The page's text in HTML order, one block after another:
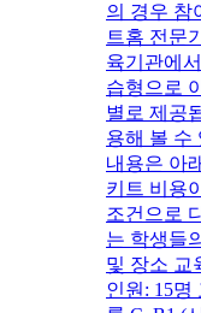
의 경우 참
트홈 전문
육기관에
습형으로
별로 제공
용해 볼 수
내용은 아
키트 비용
조건으로
는 학생들
및 장소 교
인원: 15명